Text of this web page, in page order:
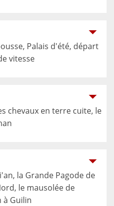
Palais d'été, départ
vitesse
chevaux en terre cuite, le
la Grande Pagode de
le mausolée de
à Guilin